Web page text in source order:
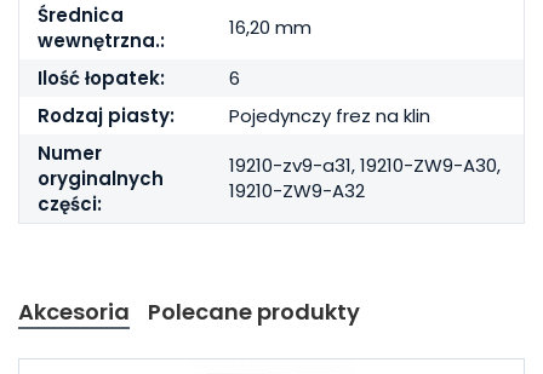
Średnica
wewnętrzna.:
16,20 mm
Ilość łopatek:
6
Rodzaj piasty:
Pojedynczy frez na klin
Numer
oryginalnych
części:
19210-zv9-a31, 19210-ZW9-A30,
19210-ZW9-A32
Akcesoria Polecane produkty